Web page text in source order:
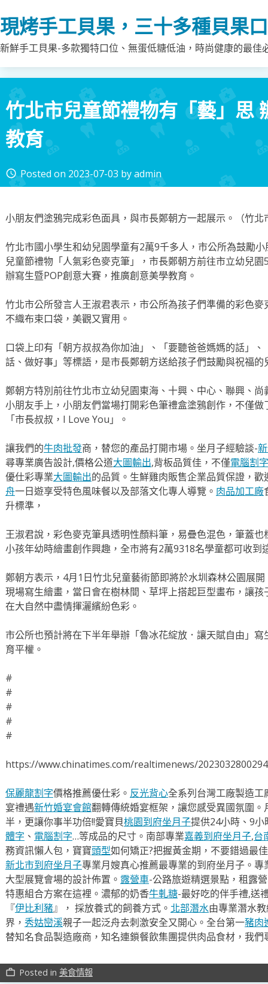
to
content
現烤手工貝果，三十多種貝果
新鮮手工貝果-多款獨特口位、無蛋低糖低油，時尚健康的最
竹北市兒童節禮物有「藝」思
教育
access_time Posted on 2023-07-03 byadmin
小朋友們塗鴉完成彩色面具，與市長鄭朝方一起展示。（竹
竹北市國小學生和幼兒園學童有2萬9千多人，市公所為鼓勵
兒童節禮物「人氣彩色麥克筆」，市長鄭朝方前往市立幼兒
辦寫生暨POP創意大賽，推廣創意美學教育。
竹北市公所發言人王淑君表示，市公所為孩子們準備的彩色
不織布束口袋，美觀又實用。
口袋上印有「朝方叔叔為你加油」、「要聽爸爸媽媽的話」
話、做好事」等標語，是市長鄭朝方送給孩子們鼓勵與祝福的
鄭朝方特別前往竹北市立幼兒園東海、十興、中心、聯興、
小朋友手上，小朋友們當場打開彩色筆禮盒塗鴉創作，不僅
「市長叔叔，I Love You」。
讓我們的牛肉批發商，替您的產品打開市場。坐月子經驗談-
尋專業廣告設計,價格公道大圖輸出,背板品質佳，不僅電腦割字
優仕彩專業大圖輸出的品質。生鮮雞肉販售企業品質保證，歡
舟一日遊享受特色風味餐以及部落文化專人導覽。 肉品加工廠
升標準，
王淑君說，彩色麥克筆具透明性顏料筆，易疊色混色，筆蓋
小孩年幼時繪畫創作興趣，全市將有2萬9318名學童都可收到
鄭朝方表示，4月1日竹北兒童藝術節即將於水圳森林公園展
現場寫生繪畫，當日會在樹林間、草坪上搭起巨型畫布，讓
在大自然中盡情揮灑繽紛色彩。
市公所也預計將在下半年舉辦「魯冰花綻放．讓天賦自由」
育平權。
#
#
#
#
#
https://www.chinatimes.com/realtimenews/
保麗龍割字價格推薦優仕彩。 反光背心全系列台灣工廠製造
宴禮遇新竹婚宴會館翻轉傳統婚宴框架，讓您感受異國氛圍。
半，更讓你事半功倍!!愛寶貝桃園到府坐月子提供24小時、9
體字 、 電腦割字…等成品的尺寸。南部專業嘉義到府坐月子,台
務資訊懶人包，寶寶頭型如何矯正?把握黃金期，不要錯過最
新北市到府坐月子專業月嫂真心推薦最專業的到府坐月子。專
大型展覽會場的設計佈置。 露營車-公路旅遊精選景點，租露
特惠組合方案在這裡。濃郁的奶香牛軋糖-最好吃的伴手禮,送
『伊比利豬』， 採放養式的飼養方式。 北部潛水由專業潛水
界， 秀姑巒溪親子一起泛舟去​刺激安全又開心。全台第一豬肉
替知名食品製造廠商，知名連鎖餐飲集團提供肉品食材，我
work_outline Posted in 美食情報